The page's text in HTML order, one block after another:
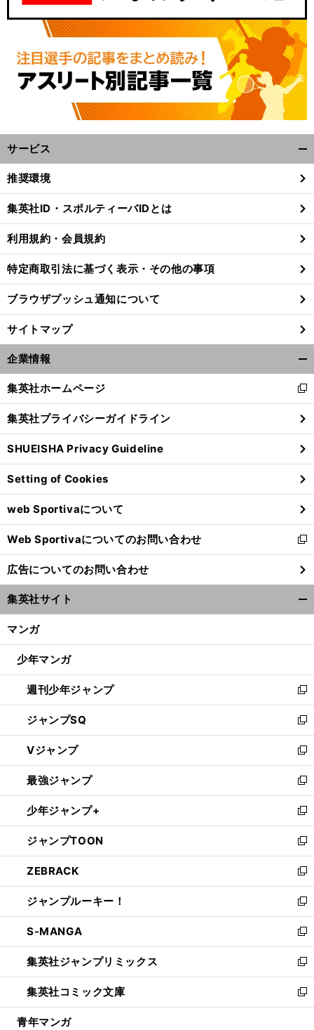
サービス
閉
る
推奨環境
集英社ID・スポルティーバIDとは
利用規約・会員規約
特定商取引法に基づく表示・その他の事項
ブラウザプッシュ通知について
サイトマップ
企業情報
閉
る
集英社ホームページ
新
し
い
ウ
ィ
ン
ド
ウ
で
開
く
集英社プライバシーガイドライン
SHUEISHA Privacy Guideline
Setting of Cookies
web Sportivaについて
Web Sportivaについてのお問い合わせ
新
し
い
ウ
ィ
ン
ウ
開
く
広告についてのお問い合わせ
集英社サイト
マンガ
少年マンガ
週刊少年ジャンプ
新
し
い
ウ
ィ
ン
ド
ウ
で
開
く
ジャンプSQ
新
し
い
ウ
ィ
ン
ド
ウ
で
開
く
Vジャンプ
新
し
い
ウ
ィ
ン
ド
ウ
で
開
く
最強ジャンプ
新
し
い
ウ
ィ
ン
ド
ウ
で
開
く
少年ジャンプ+
新
し
い
ウ
ィ
ン
ド
ウ
で
開
く
ジャンプTOON
新
し
い
ウ
ィ
ン
ド
ウ
で
開
く
ZEBRACK
新
し
い
ウ
ィ
ン
ド
ウ
で
開
ジャンプルーキー！
新
し
い
ウ
ィ
ン
ド
ウ
S-MANGA
新
し
い
ウ
ィ
ン
集英社ジャンプリミックス
新
し
い
ウ
集英社コミック文庫
新
し
青年マンガ